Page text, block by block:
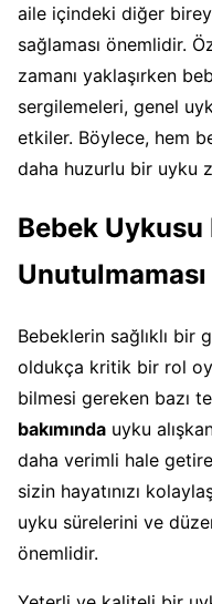
aile içindeki diğer
sağlaması önemlidir.
zamanı yaklaşırken
sergilemeleri, genel
etkiler. Böylece, hem
daha huzurlu bir uyku
Bebek Uykusu
Bebeklerin sağlıklı bir
oldukça kritik bir rol
bilmesi gereken bazı
bakımında uyku
daha verimli hale
sizin hayatınızı
uyku sürelerini ve
önemlidir.